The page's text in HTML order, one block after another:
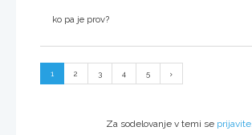
ko pa je prov?
1 2 3 4 5
Za sodelovanje v temi se prijavite